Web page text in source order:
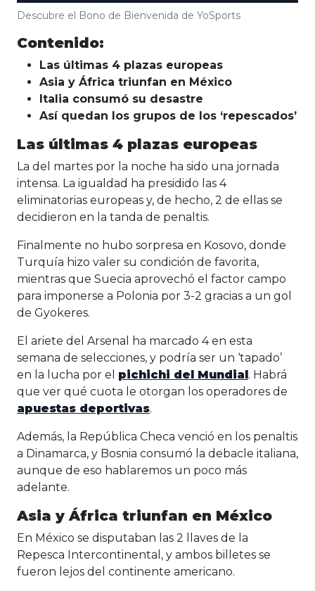
Descubre el Bono de Bienvenida de YoSports
Contenido:
Las últimas 4 plazas europeas
Asia y África triunfan en México
Italia consumó su desastre
Así quedan los grupos de los ‘repescados’
Las últimas 4 plazas europeas
La del martes por la noche ha sido una jornada
intensa. La igualdad ha presidido las 4
eliminatorias europeas y, de hecho, 2 de ellas se
decidieron en la tanda de penaltis.
Finalmente no hubo sorpresa en Kosovo, donde
Turquía hizo valer su condición de favorita,
mientras que Suecia aprovechó el factor campo
para imponerse a Polonia por 3-2 gracias a un gol
de Gyokeres.
El ariete del Arsenal ha marcado 4 en esta
semana de selecciones, y podría ser un ‘tapado’
en la lucha por el pichichi del Mundial . Habrá
que ver qué cuota le otorgan los operadores de
apuestas deportivas.
Además, la República Checa venció en los penaltis
a Dinamarca, y Bosnia consumó la debacle italiana,
aunque de eso hablaremos un poco más
adelante.
Asia y África triunfan en México
En México se disputaban las 2 llaves de la
Repesca Intercontinental, y ambos billetes se
fueron lejos del continente americano.